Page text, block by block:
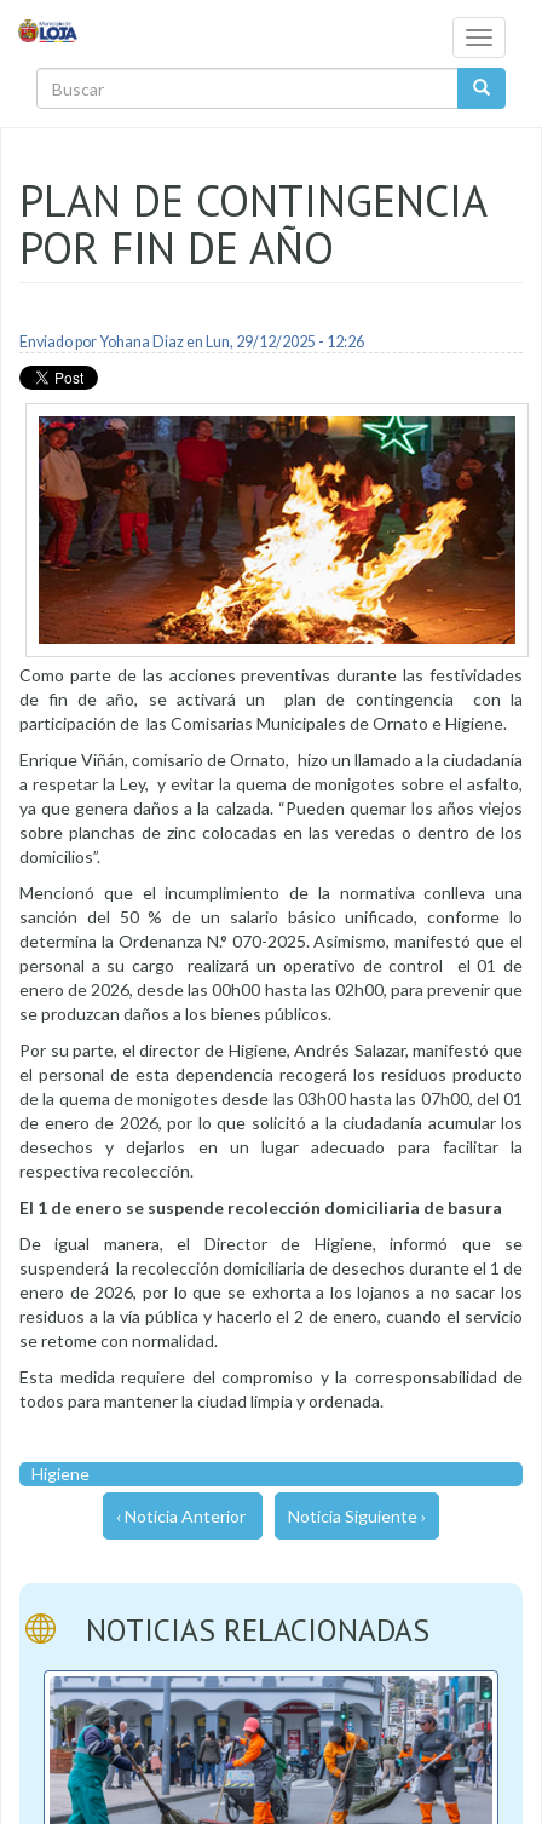
Toggle
PLAN DE CONTINGENCIA
POR FIN DE AÑO
Enviado porYohana Diazen Lun, 29/12/2025 - 12:26
Como parte de las acciones preventivas durante las festividades
de fin de año, se activará un plan de contingencia con la
participación de las Comisarias Municipales de Ornato e Higiene.
Enrique Viñán, comisario de Ornato, hizo un llamado a la ciudadanía
a respetar la Ley, y evitar la quema de monigotes sobre el asfalto,
ya que genera daños a la calzada. “Pueden quemar los años viejos
sobre planchas de zinc colocadas en las veredas o dentro de los
domicilios”.
Mencionó que el incumplimiento de la normativa conlleva una
sanción del 50 % de un salario básico unificado, conforme lo
determina la Ordenanza N.° 070-2025. Asimismo, manifestó que el
personal a su cargo realizará un operativo de control el 01 de
enero de 2026, desde las 00h00 hasta las 02h00, para prevenir que
se produzcan daños a los bienes públicos.
Por su parte, el director de Higiene, Andrés Salazar, manifestó que
el personal de esta dependencia recogerá los residuos producto
de la quema de monigotes desde las 03h00 hasta las 07h00, del 01
de enero de 2026, por lo que solicitó a la ciudadanía acumular los
desechos y dejarlos en un lugar adecuado para facilitar la
respectiva recolección.
El 1 de enero se suspende recolección domiciliaria de basura
De igual manera, el Director de Higiene, informó que se
suspenderá la recolección domiciliaria de desechos durante el 1 de
enero de 2026, por lo que se exhorta a los lojanos a no sacar los
residuos a la vía pública y hacerlo el 2 de enero, cuando el servicio
se retome con normalidad.
Esta medida requiere del compromiso y la corresponsabilidad de
todos para mantener la ciudad limpia y ordenada.
Higiene
‹ Noticia Anterior Noticia Siguiente ›
NOTICIAS RELACIONADAS